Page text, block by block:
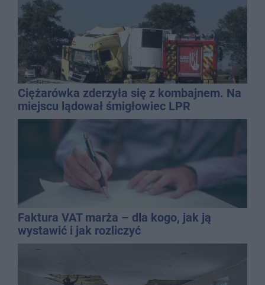
Ciężarówka zderzyła się z kombajnem. Na
miejscu lądował śmigłowiec LPR
Faktura VAT marża – dla kogo, jak ją
wystawić i jak rozliczyć